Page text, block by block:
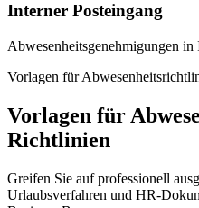
Interner Posteingang
Abwesenheitsgenehmigungen in
Vorlagen für
Vorlagen für
Richtlinien
Greifen Sie auf professionell
Urlaubsverfahren und HR-